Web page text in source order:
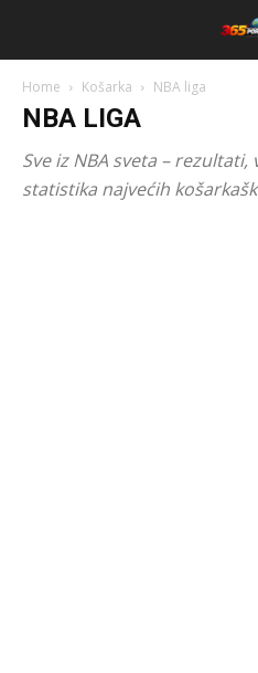
Home Košarka NBA liga
NBA LIGA
Sve iz NBA sveta –
statistika najvećih